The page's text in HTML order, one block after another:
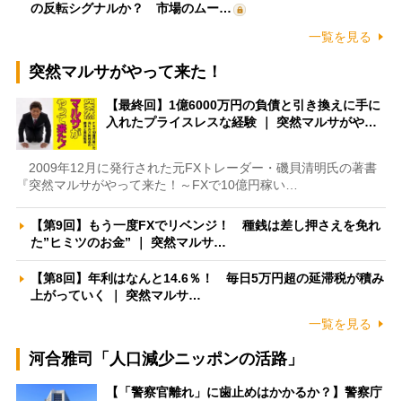
の反転シグナルか？ 市場のムー…
一覧を見る
突然マルサがやって来た！
【最終回】1億6000万円の負債と引き換えに手に
入れたプライスレスな経験 ｜ 突然マルサがや…
2009年12月に発行された元FXトレーダー・磯貝清明氏の著書
『突然マルサがやって来た！～FXで10億円稼い…
【第9回】もう一度FXでリベンジ！ 種銭は差し押さえを免れ
た”ヒミツのお金” ｜ 突然マルサ…
【第8回】年利はなんと14.6％！ 毎日5万円超の延滞税が積み
上がっていく ｜ 突然マルサ…
一覧を見る
河合雅司「人口減少ニッポンの活路」
【「警察官離れ」に歯止めはかかるか？】警察庁